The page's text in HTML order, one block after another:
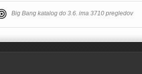
Big Bang katalog do 3.6. ima 3710 pregledov